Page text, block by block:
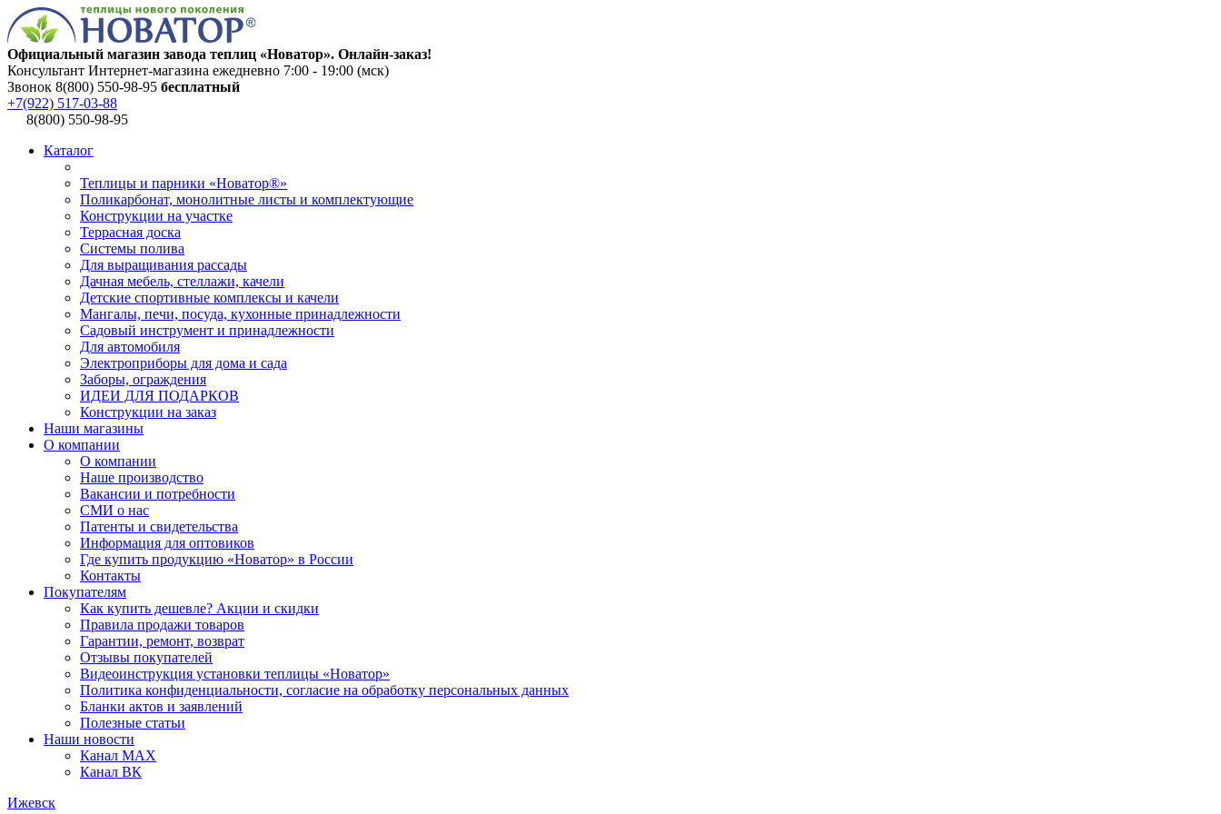
Официальный магазин завода теплиц «Новатор». Онлайн-заказ!
Консультант Интернет-магазина ежедневно 7:00 - 19:00 (мск)
Звонок 8(800) 550-98-95 бесплатный
+7(922) 517-03-88
8(800) 550-98-95
Каталог
Теплицы и парники «Новатор®»
Поликарбонат, монолитные листы и комплектующие
Конструкции на участке
Террасная доска
Системы полива
Для выращивания рассады
Дачная мебель, стеллажи, качели
Детские спортивные комплексы и качели
Мангалы, печи, посуда, кухонные принадлежности
Садовый инструмент и принадлежности
Для автомобиля
Электроприборы для дома и сада
Заборы, ограждения
ИДЕИ ДЛЯ ПОДАРКОВ
Конструкции на заказ
Наши магазины
О компании
О компании
Наше производство
Вакансии и потребности
СМИ о нас
Патенты и свидетельства
Информация для оптовиков
Где купить продукцию «Новатор» в России
Контакты
Покупателям
Как купить дешевле? Акции и скидки
Правила продажи товаров
Гарантии, ремонт, возврат
Отзывы покупателей
Видеоинструкция установки теплицы «Новатор»
Политика конфиденциальности, согласие на обработку персональных данных
Бланки актов и заявлений
Полезные статьи
Наши новости
Канал MAX
Канал ВК
Ижевск